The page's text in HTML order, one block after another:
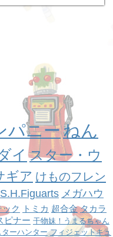
パニーねん
イ スター・ウ
ギア けものフレン
S.H.Figuarts メガハウ
ク トミカ 超合金 タカラ
ピナー 干物妹！うまるちゃん
ターハンター フィジェットキュ